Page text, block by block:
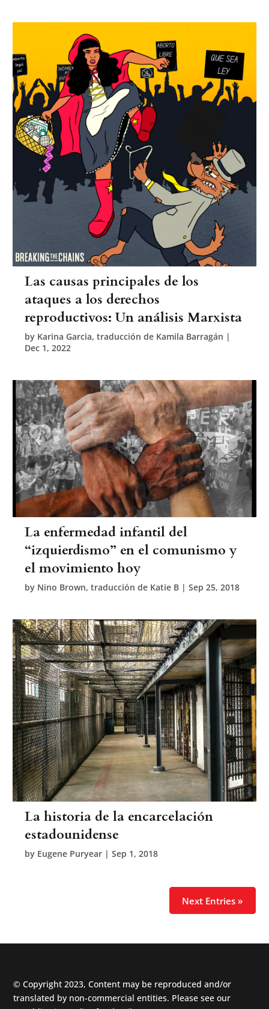
Las causas principales de los
ataques a los derechos
reproductivos: Un análisis Marxista
by Karina Garcia, traducción de Kamila Barragán |
Dec 1, 2022
La enfermedad infantil del
“izquierdismo” en el comunismo y
el movimiento hoy
by Nino Brown, traducción de Katie B |Sep 25, 2018
La historia de la encarcelación
estadounidense
by Eugene Puryear |Sep 1, 2018
Next Entries »
© Copyright 2023, Content may be reproduced and/or
translated by non-commercial entities. Please see our